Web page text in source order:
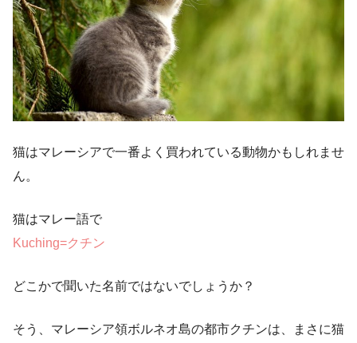
猫はマレーシアで一番よく買われている動物かもしれませ
ん。
猫はマレー語で
Kuching=クチン
どこかで聞いた名前ではないでしょうか？
そう、マレーシア領ボルネオ島の都市クチンは、まさに猫